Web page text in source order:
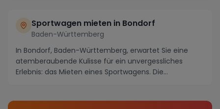
Sportwagen mieten in Bondorf
Baden-Württemberg
In Bondorf, Baden-Württemberg, erwartet Sie eine
atemberaubende Kulisse für ein unvergessliches
Erlebnis: das Mieten eines Sportwagens. Die